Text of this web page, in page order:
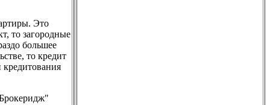
Это
то загородные
большее
то кредит